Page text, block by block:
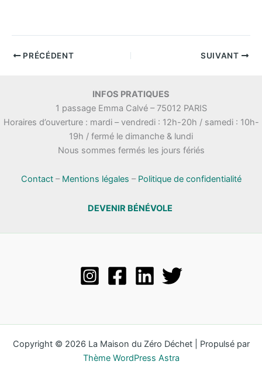
PRÉCÉDENT SUIVANT
INFOS PRATIQUES
1 passage Emma Calvé – 75012 PARIS
Horaires d’ouverture : mardi – vendredi : 12h-20h / samedi : 10h-
19h / fermé le dimanche & lundi
Nous sommes fermés les jours fériés
Contact– Mentions légales – Politique de confidentialité
DEVENIR BÉNÉVOLE
Copyright © 2026 La Maison du Zéro Déchet | Propulsé par
Thème WordPress Astra